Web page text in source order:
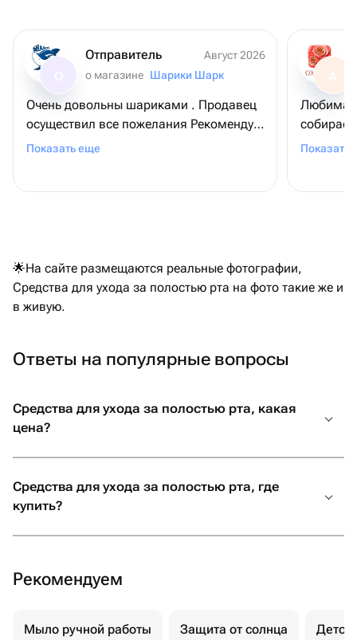
Отправитель
Август 2026
о магазине Шарики Шарк
Очень довольны шариками . Продавец
осуществил все пожелания Рекомендую
магазин
Показать еще
А
Любимая
Показать
🌟На сайте размещаются реальные фотографии,
Средства для ухода за полостью рта на фото такие же и
в живую.
Ответы на популярные вопросы
Средства для ухода за полостью рта, какая
цена?
Средства для ухода за полостью рта, где
купить?
Рекомендуем
Мыло ручной работы Защита от солнца